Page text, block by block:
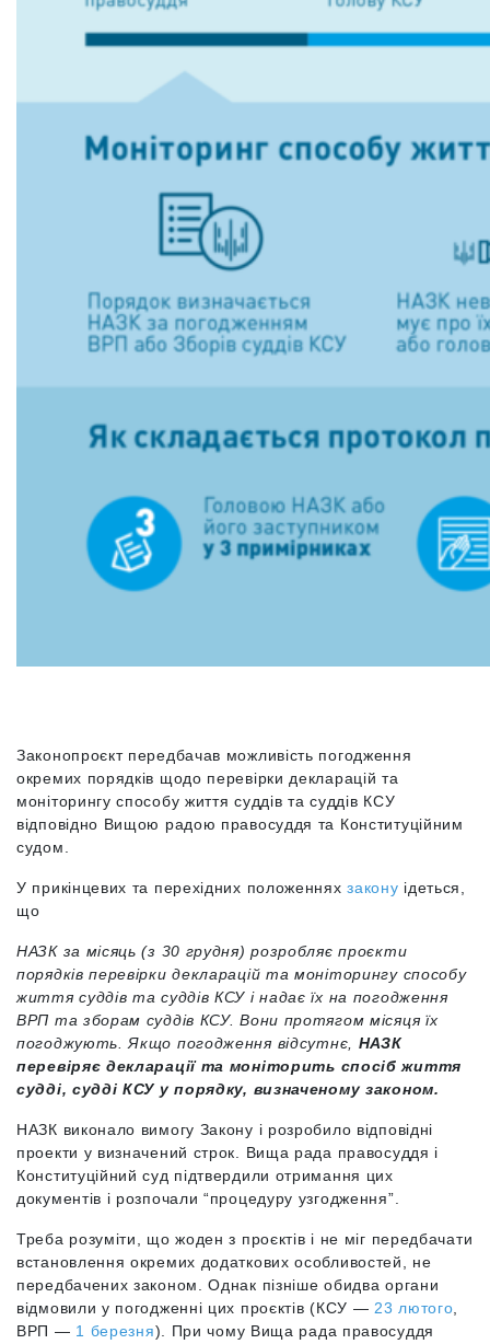
Законопроєкт передбачав можливість погодження
окремих порядків щодо перевірки декларацій та
моніторингу способу життя суддів та суддів КСУ
відповідно Вищою радою правосуддя та Конституційним
судом.
У прикінцевих та перехідних положенняхзакону ідеться,
що
НАЗК за місяць (з 30 грудня) розробляє проєкти
порядків перевірки декларацій та моніторингу способу
життя суддів та суддів КСУ і надає їх на погодження
ВРП та зборам суддів КСУ. Вони протягом місяця їх
погоджують. Якщо погодження відсутнє, НАЗК
перевіряє декларації та моніторить спосіб життя
судді, судді КСУ у порядку, визначеному законом.
НАЗК виконало вимогу Закону і розробило відповідні
проекти у визначений строк. Вища рада правосуддя і
Конституційний суд підтвердили отримання цих
документів і розпочали “процедуру узгодження”.
Треба розуміти, що жоден з проєктів і не міг передбачати
встановлення окремих додаткових особливостей, не
передбачених законом. Однак пізніше обидва органи
відмовили у погодженні цих проєктів (КСУ — 23 лютого,
ВРП — 1 березня). При чому Вища рада правосуддя